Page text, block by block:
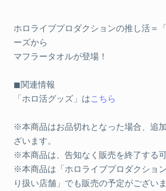
ホロライブプロダクションの推し活＝
ーズから
マフラータオルが登場！
︎◼関連情報
「ホロ活グッズ」はこちら
※本商品はお品切れとなった場合、追
ざいます。
※本商品は、告知なく販売を終了する
※本商品は「ホロライブプロダクショ
り扱い店舗」でも販売の予定がございま